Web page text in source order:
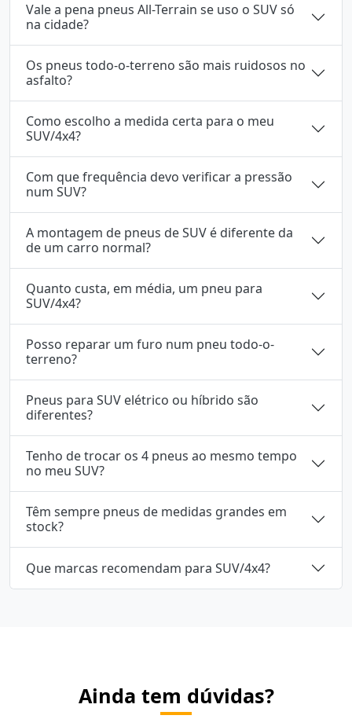
Vale a pena pneus All-Terrain se uso o SUV só
na cidade?
Os pneus todo-o-terreno são mais ruidosos no
asfalto?
Como escolho a medida certa para o meu
SUV/4x4?
Com que frequência devo verificar a pressão
num SUV?
A montagem de pneus de SUV é diferente da
de um carro normal?
Quanto custa, em média, um pneu para
SUV/4x4?
Posso reparar um furo num pneu todo-o-
terreno?
Pneus para SUV elétrico ou híbrido são
diferentes?
Tenho de trocar os 4 pneus ao mesmo tempo
no meu SUV?
Têm sempre pneus de medidas grandes em
stock?
Que marcas recomendam para SUV/4x4?
Ainda tem dúvidas?